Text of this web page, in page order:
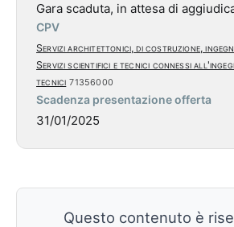
Gara scaduta, in attesa di
CPV
Servizi architettonici, di costruzione,
Servizi scientifici e tecnici connessi
tecnici 71356000
Scadenza presentazione offerta
31/01/2025
Questo contenuto è